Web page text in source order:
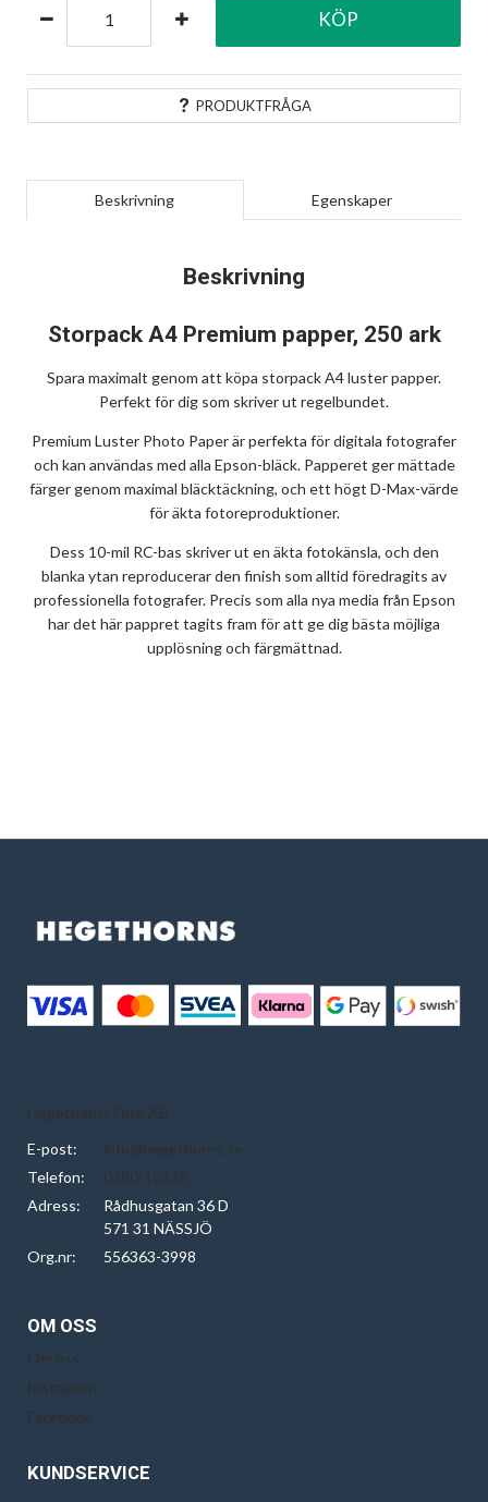
PRODUKTFRÅGA
KÖP
Beskrivning Egenskaper
Beskrivning
Storpack A4 Premium papper, 250 ark
Spara maximalt genom att köpa storpack A4 luster papper.
Perfekt för dig som skriver ut regelbundet.
Premium Luster Photo Paper är perfekta för digitala fotografer
och kan användas med alla Epson-bläck. Papperet ger mättade
färger genom maximal bläcktäckning, och ett högt D-Max-värde
för äkta fotoreproduktioner.
Dess 10-mil RC-bas skriver ut en äkta fotokänsla, och den
blanka ytan reproducerar den finish som alltid föredragits av
professionella fotografer. Precis som alla nya media från Epson
har det här pappret tagits fram för att ge dig bästa möjliga
upplösning och färgmättnad.
Hegethorns Foto AB
E-post:
info@hegethorns.se
Telefon:
0380-10928
Adress:
Rådhusgatan 36 D
571 31 NÄSSJÖ
Org.nr:
556363-3998
OM OSS
Om oss
Instagram
Facebook
KUNDSERVICE